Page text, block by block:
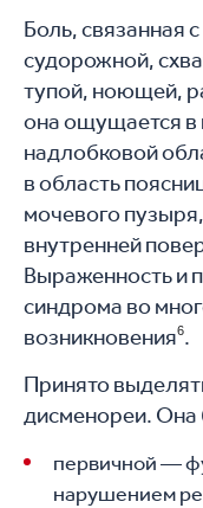
Боль, связанная
судорожной,
тупой, ноющей,
она ощущается в
надлобковой
в область
мочевого
внутренней
Выраженность и
синдрома во
возникновения6.
Принято
дисменореи. Она
первичной —
нарушением